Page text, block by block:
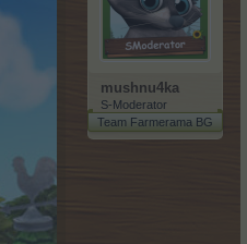
mushnu4ka
S-Moderator
Team Farmerama BG